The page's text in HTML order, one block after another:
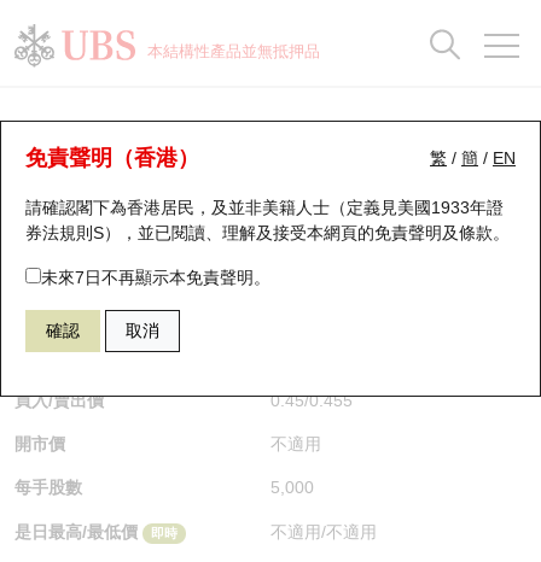
本結構性產品並無抵押品
繁 / 簡 / EN
免責聲明（香港）
請確認閣下為香港居民，及並非美籍人士（定義見美國1933年證
券法規則S），並已閱讀、理解及接受本網頁的免責聲明及條款。
未來7日不再顯示本免責聲明。
確認 取消
牛熊證分析儀
表現 街貨統計 比較
59405 瑞銀熊證 1211 比亞迪股份
$0.455 即時
買入/賣出價 0.45/0.455
開市價 不適用
每手股數 5,000
是日最高/最低價 即時 不適用/不適用
瑞銀認股證一覽
新發行瑞銀認股證
即將到期認股證
認股證到期結算價查詢
認股證分析儀
認股證速算機
街貨統計
比較
牛熊全景快搜
牛熊證搜尋
牛熊證街貨分佈圖
正股牛熊證列表
新發行瑞銀牛熊證
已收回牛熊證剩餘價值
街貨統計
比較
十大升幅/跌幅
十大認股證成交分佈
十天股證佔大市成交
資金流
街貨統計
三十大平均引伸波幅
正股分析儀
二十大活躍股份
恒指成份股
國指成份股
科指成份股
相關資產沽空
持股比重
顯示所有持股比重
每月輪證大市專題
輪證專欄
講座及教育短片
認股證投資者教育
牛熊證投資者教育
認股證牛熊證常問問題